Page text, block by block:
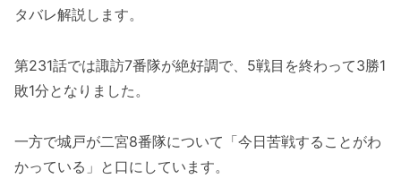
タバレ解説します。
第231話では諏訪7番隊が絶好調で、5戦目を終わって3勝1
敗1分となりました。
一方で城戸が二宮8番隊について「今日苦戦することがわ
かっている」と口にしています。